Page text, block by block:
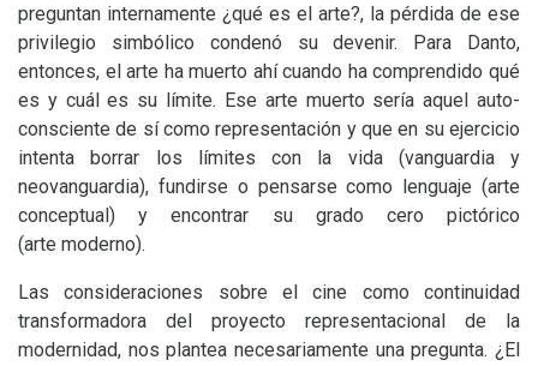
preguntan internamente ¿qué es el arte?, la pérdida de ese
privilegio simbólico condenó su devenir. Para Danto,
entonces, el arte ha muerto ahí cuando ha comprendido qué
es y cuál es su límite. Ese arte muerto sería aquel auto-
consciente de sí como representación y que en su ejercicio
intenta borrar los límites con la vida (vanguardia y
neovanguardia), fundirse o pensarse como lenguaje (arte
conceptual) y encontrar su grado cero pictórico
(arte moderno).
Las consideraciones sobre el cine como continuidad
transformadora del proyecto representacional de la
modernidad, nos plantea necesariamente una pregunta. ¿El